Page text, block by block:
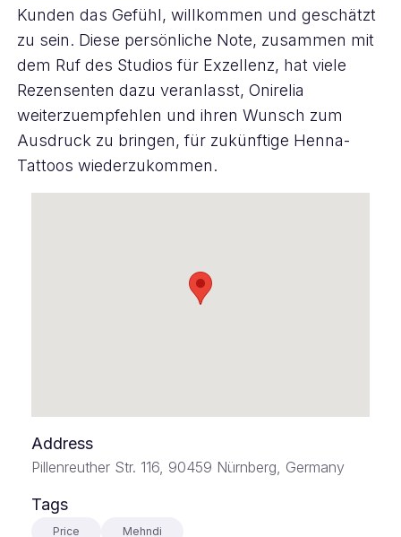
Kunden das Gefühl, willkommen und geschätzt
zu sein. Diese persönliche Note, zusammen mit
dem Ruf des Studios für Exzellenz, hat viele
Rezensenten dazu veranlasst, Onirelia
weiterzuempfehlen und ihren Wunsch zum
Ausdruck zu bringen, für zukünftige Henna-
Tattoos wiederzukommen.
Address
Pillenreuther Str. 116, 90459 Nürnberg, Germany
Tags
Price Mehndi